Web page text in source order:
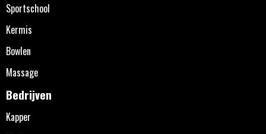
Sportschool
Kermis
Bowlen
Massage
Bedrijven
Kapper